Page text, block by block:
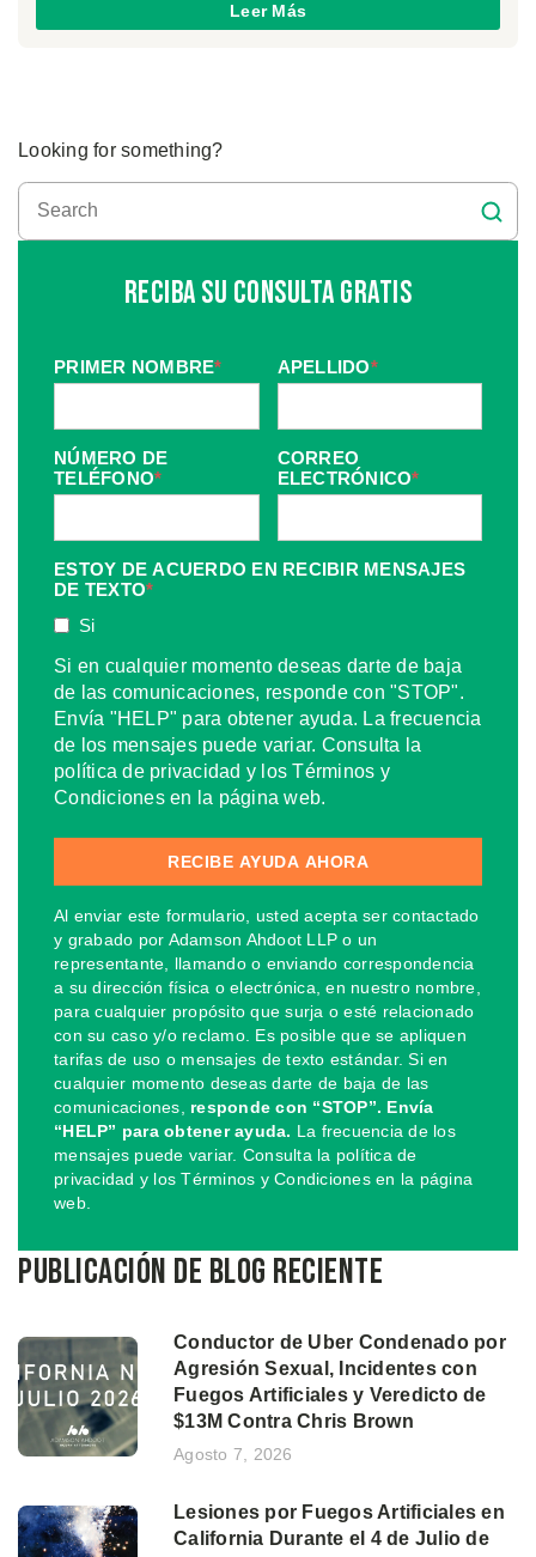
Leer Más
Looking for something?
Reciba Su Consulta Gratis
PRIMER NOMBRE* APELLIDO*
NÚMERO DE
TELÉFONO*
CORREO
ELECTRÓNICO*
ESTOY DE ACUERDO EN RECIBIR MENSAJES
DE TEXTO*
Si
Si en cualquier momento deseas darte de baja
de las comunicaciones, responde con "STOP".
Envía "HELP" para obtener ayuda. La frecuencia
de los mensajes puede variar. Consulta la
política de privacidad y los Términos y
Condiciones en la página web.
Al enviar este formulario, usted acepta ser contactado
y grabado por Adamson Ahdoot LLP o un
representante, llamando o enviando correspondencia
a su dirección física o electrónica, en nuestro nombre,
para cualquier propósito que surja o esté relacionado
con su caso y/o reclamo. Es posible que se apliquen
tarifas de uso o mensajes de texto estándar. Si en
cualquier momento deseas darte de baja de las
comunicaciones, responde con “STOP”. Envía
“HELP” para obtener ayuda. La frecuencia de los
mensajes puede variar. Consulta la política de
privacidad y los Términos y Condiciones en la página
web.
Publicación de blog reciente
Conductor de Uber Condenado por
Agresión Sexual, Incidentes con
Fuegos Artificiales y Veredicto de
$13M Contra Chris Brown
Agosto 7, 2026
Lesiones por Fuegos Artificiales en
California Durante el 4 de Julio de